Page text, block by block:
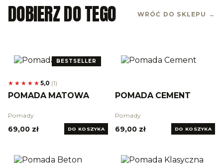
DOBIERZ DO TEGO WRÓĆ DO SKLEPU →
BESTSELLER
★★★★★
★★★★★ 5,0 (1)
POMADA MATOWA
Pomady
69,00 zł DO KOSZYKA
POMADA CEMENT
Pomady
69,00 zł DO KOSZYKA